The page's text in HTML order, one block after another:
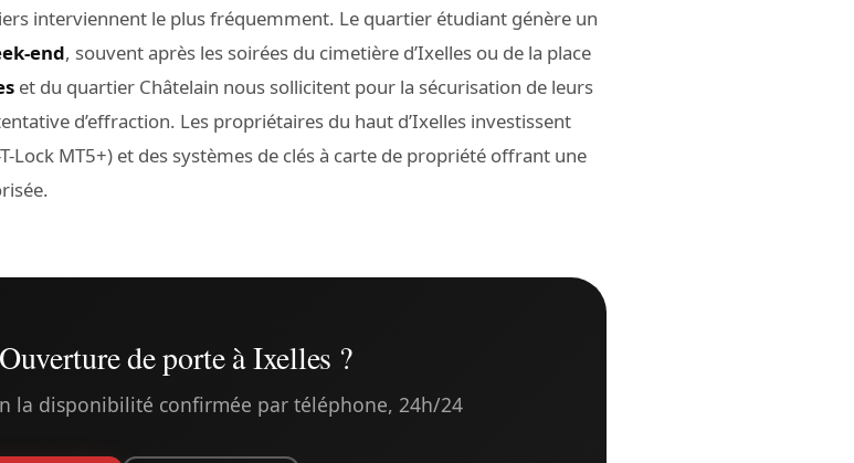
interviennent le plus fréquemment. Le quartier étudiant génère un
end, souvent après les soirées du cimetière d’Ixelles ou de la place
et du quartier Châtelain nous sollicitent pour la sécurisation de leurs
d’effraction. Les propriétaires du haut d’Ixelles investissent
T-Lock MT5+) et des systèmes de clés à carte de propriété offrant une
de porte à Ixelles ?
la disponibilité confirmée par téléphone, 24h/24